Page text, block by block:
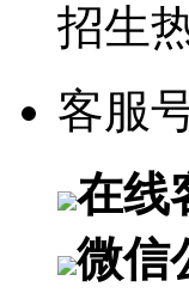
招生
客服
在线
微信